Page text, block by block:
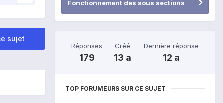
sujet
Fonctionnement des sous sections
Réponses
179
Créé
13 a
Dernière réponse
12 a
TOP FORUMEURS SUR CE SUJET